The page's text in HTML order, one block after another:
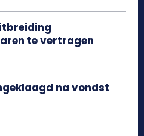
te vertragen
na vondst